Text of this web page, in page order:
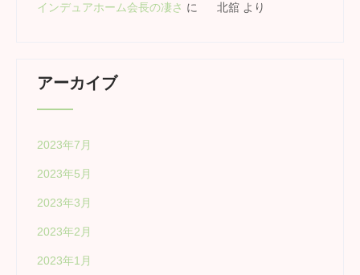
インデュアホーム会長の凄さ に 北舘 より
アーカイブ
2023年7月
2023年5月
2023年3月
2023年2月
2023年1月